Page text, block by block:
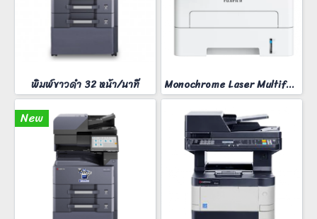
พิมพ์ขาวดำ 32 หน้า/นาที Monochrome Laser Multifunction printer ApeosPort 3410SD
New